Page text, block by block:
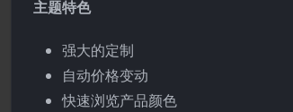
主题特色
强大的定制
自动价格变动
快速浏览产品颜色